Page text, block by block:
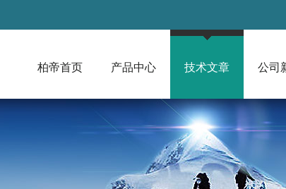
柏帝首页 产品中心 技术文章 公司